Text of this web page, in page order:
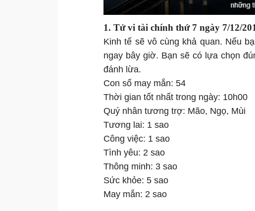
1. Tử vi tài chính thứ 7 ngày 7/12/
Kinh tế sẽ vô cùng khả quan. Nếu
ngay bây giờ. Bạn sẽ có lựa chọn
đánh lừa.
Con số may mắn: 54
Thời gian tốt nhất trong ngày: 10h00
Quý nhân tương trợ: Mão, Ngọ, Mùi
Tương lai: 1 sao
Công việc: 1 sao
Tình yêu: 2 sao
Thông minh: 3 sao
Sức khỏe: 5 sao
May mắn: 2 sao